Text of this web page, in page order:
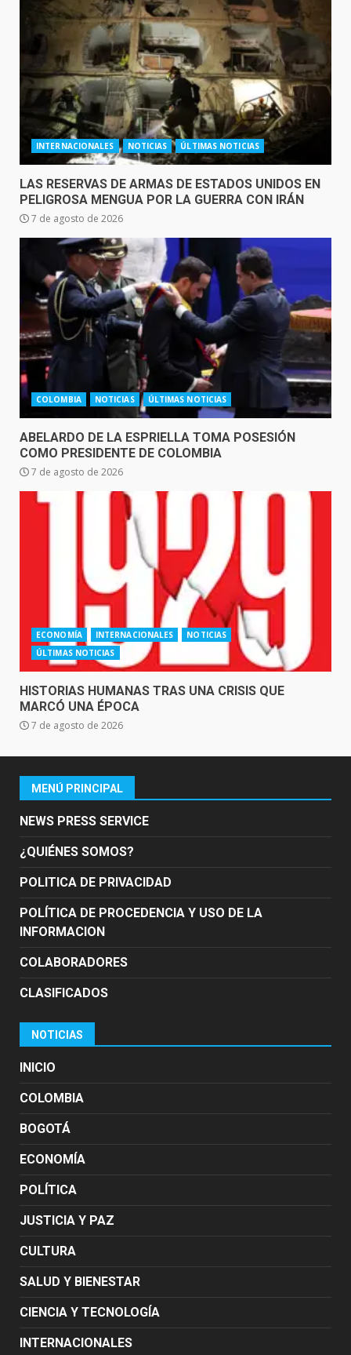
INTERNACIONALES NOTICIAS ÚLTIMAS NOTICIAS
LAS RESERVAS DE ARMAS DE ESTADOS UNIDOS EN
PELIGROSA MENGUA POR LA GUERRA CON IRÁN
7 de agosto de 2026
COLOMBIA NOTICIAS ÚLTIMAS NOTICIAS
ABELARDO DE LA ESPRIELLA TOMA POSESIÓN
COMO PRESIDENTE DE COLOMBIA
7 de agosto de 2026
ECONOMÍA INTERNACIONALES
NOTICIAS
ÚLTIMAS NOTICIAS
HISTORIAS HUMANAS TRAS UNA CRISIS QUE
MARCÓ UNA ÉPOCA
7 de agosto de 2026
MENÚ PRINCIPAL
NEWS PRESS SERVICE
¿QUIÉNES SOMOS?
POLITICA DE PRIVACIDAD
POLÍTICA DE PROCEDENCIA Y USO DE LA
INFORMACION
COLABORADORES
CLASIFICADOS
NOTICIAS
INICIO
COLOMBIA
BOGOTÁ
ECONOMÍA
POLÍTICA
JUSTICIA Y PAZ
CULTURA
SALUD Y BIENESTAR
CIENCIA Y TECNOLOGÍA
INTERNACIONALES